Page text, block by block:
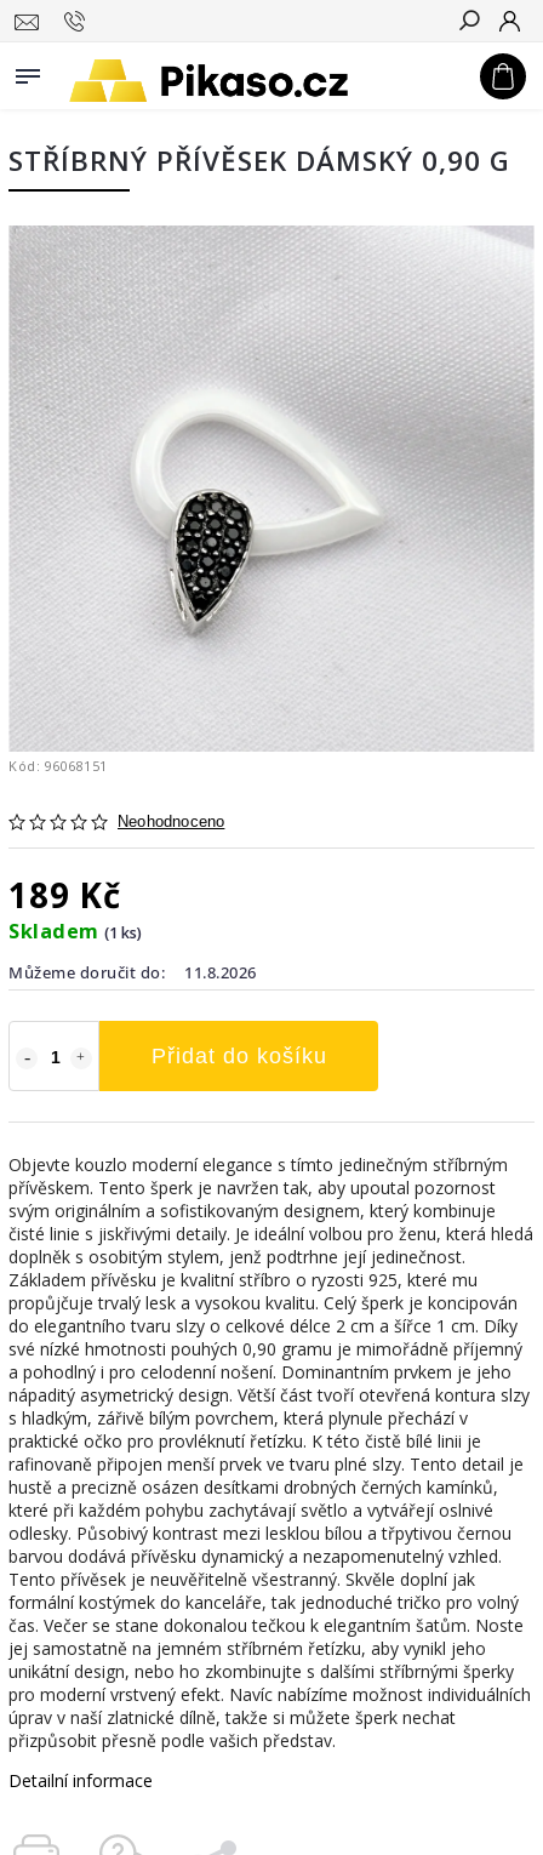
Hledat
STŘÍBRNÝ PŘÍVĚSEK DÁMSKÝ 0,90 G
Kód: 96068151
Neohodnoceno
189 Kč
Skladem (1 ks)
Můžeme doručit do:
11.8.2026
Přidat do košíku
Objevte kouzlo moderní elegance s tímto jedinečným stříbrným
přívěskem. Tento šperk je navržen tak, aby upoutal pozornost
svým originálním a sofistikovaným designem, který kombinuje
čisté linie s jiskřivými detaily. Je ideální volbou pro ženu, která hledá
doplněk s osobitým stylem, jenž podtrhne její jedinečnost.
Základem přívěsku je kvalitní stříbro o ryzosti 925, které mu
propůjčuje trvalý lesk a vysokou kvalitu. Celý šperk je koncipován
do elegantního tvaru slzy o celkové délce 2 cm a šířce 1 cm. Díky
své nízké hmotnosti pouhých 0,90 gramu je mimořádně příjemný
a pohodlný i pro celodenní nošení. Dominantním prvkem je jeho
nápaditý asymetrický design. Větší část tvoří otevřená kontura slzy
s hladkým, zářivě bílým povrchem, která plynule přechází v
praktické očko pro provléknutí řetízku. K této čistě bílé linii je
rafinovaně připojen menší prvek ve tvaru plné slzy. Tento detail je
hustě a precizně osázen desítkami drobných černých kamínků,
které při každém pohybu zachytávají světlo a vytvářejí oslnivé
odlesky. Působivý kontrast mezi lesklou bílou a třpytivou černou
barvou dodává přívěsku dynamický a nezapomenutelný vzhled.
Tento přívěsek je neuvěřitelně všestranný. Skvěle doplní jak
formální kostýmek do kanceláře, tak jednoduché tričko pro volný
čas. Večer se stane dokonalou tečkou k elegantním šatům. Noste
jej samostatně na jemném stříbrném řetízku, aby vynikl jeho
unikátní design, nebo ho zkombinujte s dalšími stříbrnými šperky
pro moderní vrstvený efekt. Navíc nabízíme možnost individuálních
úprav v naší zlatnické dílně, takže si můžete šperk nechat
přizpůsobit přesně podle vašich představ.
Detailní informace